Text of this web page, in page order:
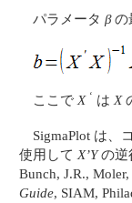
パラメータβの
ここで X ‘ は X
SigmaPlot は、
使用して X’Yの逆
Bunch, J.R.,
Guide, SIAM,